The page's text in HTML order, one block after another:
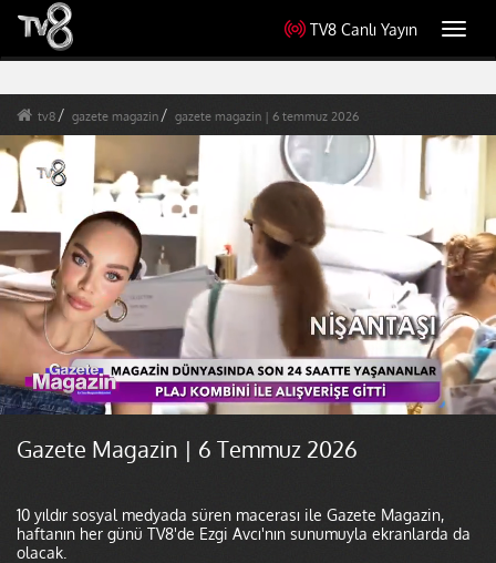
TV8 Canlı Yayın
tv8 gazete magazin gazete magazin | 6 temmuz 2026
Gazete Magazin | 6 Temmuz 2026
10 yıldır sosyal medyada süren macerası ile Gazete Magazin,
haftanın her günü TV8'de Ezgi Avcı'nın sunumuyla ekranlarda da
olacak.